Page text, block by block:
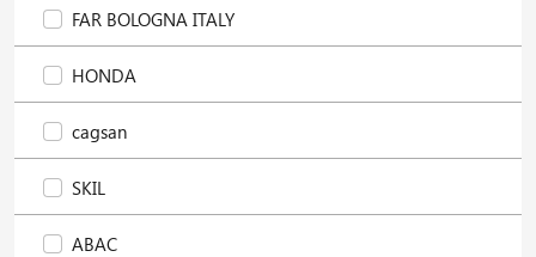
FAR BOLOGNA ITALY
HONDA
cagsan
SKIL
ABAC